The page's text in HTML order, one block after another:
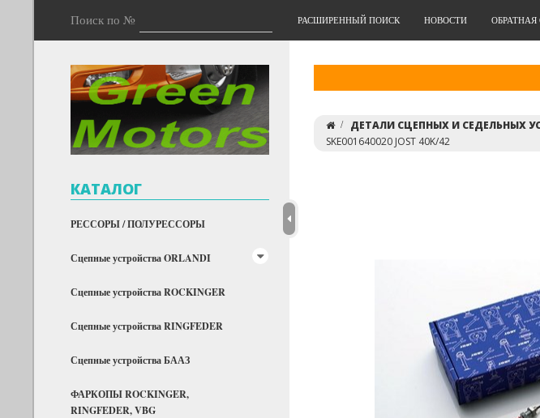
Поиск по № РАСШИРЕННЫЙ ПОИСК НОВОСТИ ОБРАТНАЯ
КАТАЛОГ
РЕССОРЫ / ПОЛУРЕССОРЫ
Сцепные устройства ORLANDI
Сцепные устройства ROCKINGER
Сцепные устройства RINGFEDER
Сцепные устройства БААЗ
ФАРКОПЫ ROCKINGER,
RINGFEDER, VBG
ДЕТАЛИ СЦЕПНЫХ И СЕДЕЛЬНЫХ
SKE001640020 JOST 40K/42